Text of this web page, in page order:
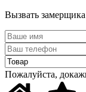
Вызвать замерщика
Пожалуйста,